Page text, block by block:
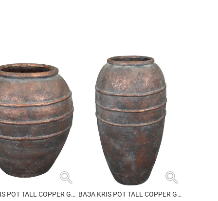
search
ВАЗА KRIS POT TALL COPPER GREY
search
ВАЗА KRIS POT TALL COPPER GREY